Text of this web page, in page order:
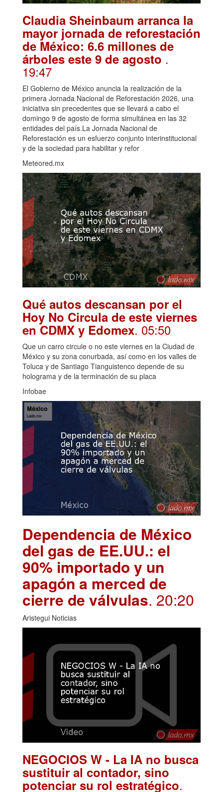
Claudia Sheinbaum arranca la
mayor jornada de reforestación
de México: 6.6 millones de
árboles este 9 de agosto .
19:47
El Gobierno de México anuncia la realización de la
primera Jornada Nacional de Reforestación 2026, una
iniciativa sin precedentes que se llevará a cabo el
domingo 9 de agosto de forma simultánea en las 32
entidades del país.La Jornada Nacional de
Reforestación es un esfuerzo conjunto interinstitucional
y de la sociedad para habilitar y refor
Meteored.mx
Qué autos descansan por el
Hoy No Circula de este viernes
en CDMX y Edomex. 05:50
Que un carro circule o no este viernes en la Ciudad de
México y su zona conurbada, así como en los valles de
Toluca y de Santiago Tianguistenco depende de su
holograma y de la terminación de su placa
Infobae
Dependencia de México
del gas de EE.UU.: el
90% importado y un
apagón a merced de
cierre de válvulas. 20:20
Aristegui Noticias
NEGOCIOS W - La IA no busca
sustituir al contador, sino
potenciar su rol estratégico.